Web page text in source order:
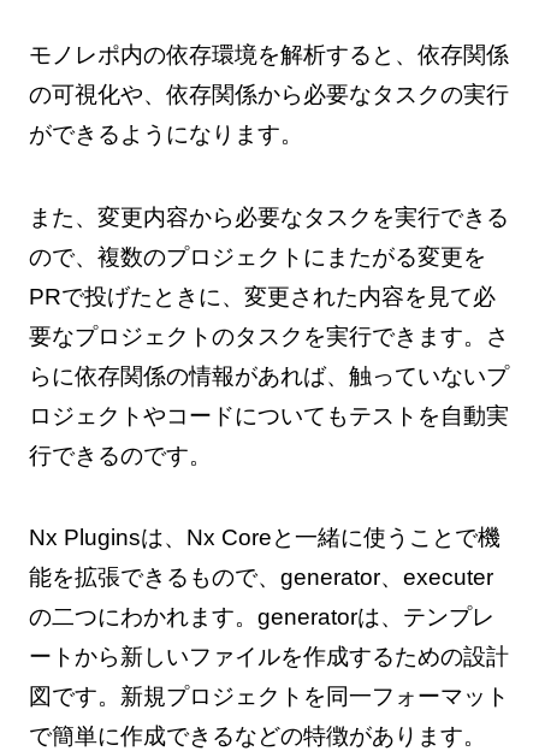
モノレポ内の依存環境を解析すると、依存関係
の可視化や、依存関係から必要なタスクの実行
ができるようになります。
また、変更内容から必要なタスクを実行できる
ので、複数のプロジェクトにまたがる変更を
PRで投げたときに、変更された内容を見て必
要なプロジェクトのタスクを実行できます。さ
らに依存関係の情報があれば、触っていないプ
ロジェクトやコードについてもテストを自動実
行できるのです。
Nx Pluginsは、Nx Coreと一緒に使うことで機
能を拡張できるもので、generator、executer
の二つにわかれます。generatorは、テンプレ
ートから新しいファイルを作成するための設計
図です。新規プロジェクトを同一フォーマット
で簡単に作成できるなどの特徴があります。